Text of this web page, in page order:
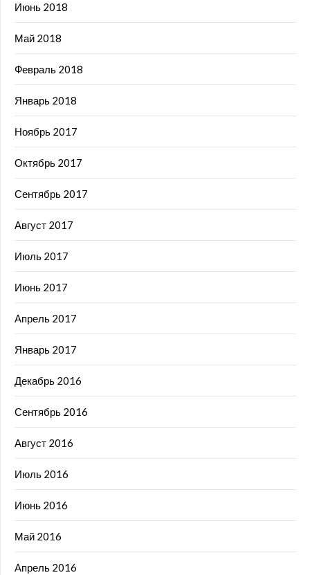
Июнь 2018
Май 2018
Февраль 2018
Январь 2018
Ноябрь 2017
Октябрь 2017
Сентябрь 2017
Август 2017
Июль 2017
Июнь 2017
Апрель 2017
Январь 2017
Декабрь 2016
Сентябрь 2016
Август 2016
Июль 2016
Июнь 2016
Май 2016
Апрель 2016